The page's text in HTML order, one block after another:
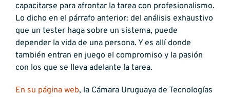
capacitarse para afrontar la tarea con profesionalismo.
Lo dicho en el párrafo anterior: del análisis exhaustivo
que un tester haga sobre un sistema, puede
depender la vida de una persona. Y es allí donde
también entran en juego el compromiso y la pasión
con los que se lleva adelante la tarea.
En su página web, la Cámara Uruguaya de Tecnologías